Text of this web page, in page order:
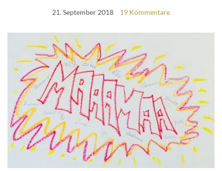
21. September 2018 19 Kommentare